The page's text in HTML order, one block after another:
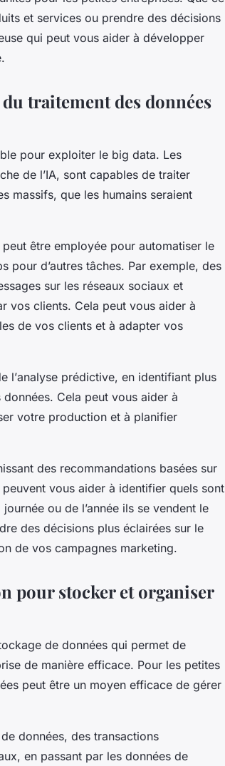
et services ou prendre des décisions
qui peut vous aider à développer
traitement des données
pour exploiter le big data. Les
de l’IA, sont capables de traiter
massifs, que les humains seraient
être employée pour automatiser le
pour d’autres tâches. Par exemple, des
sur les réseaux sociaux et
vos clients. Cela peut vous aider à
de vos clients et à adapter vos
l’analyse prédictive, en identifiant plus
Cela peut vous aider à
votre production et à planifier
des recommandations basées sur
peuvent vous aider à identifier quels sont
ou de l’année ils se vendent le
des décisions plus éclairées sur le
de vos campagnes marketing.
pour stocker et organiser
de données qui permet de
de manière efficace. Pour les petites
peut être un moyen efficace de gérer
données, des transactions
en passant par les données de